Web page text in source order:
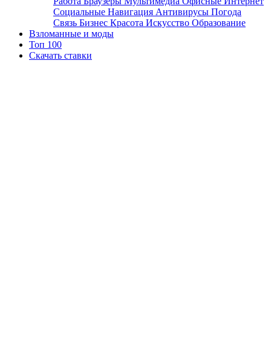
Социальные Навигация Антивирусы Погода
Связь Бизнес Красота Искусство Образование
Взломанные и моды
Топ 100
Скачать ставки